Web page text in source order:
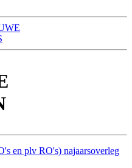
en plv RO's) najaarsoverleg